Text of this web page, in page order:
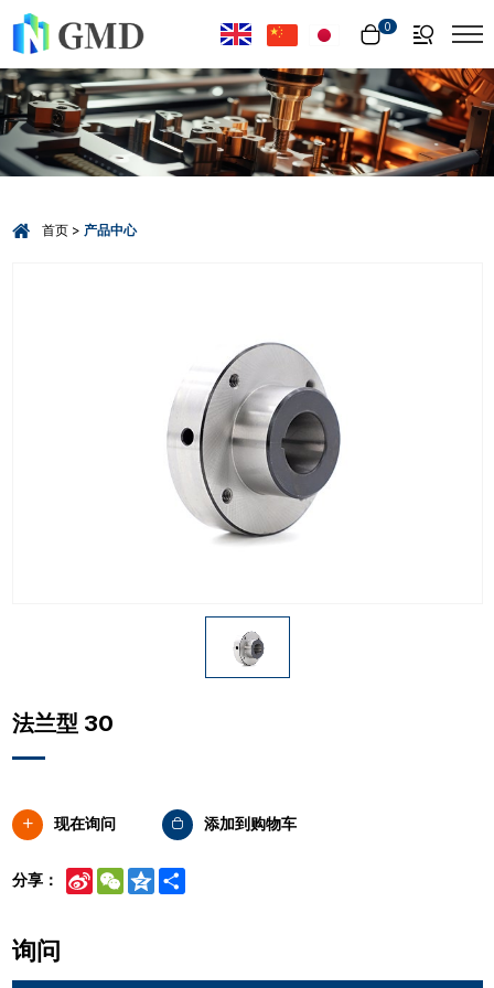
Select Language ▼ 0
首页 产品中心
法兰型 30
现在询问 添加到购物车
分享：
Sina
Weibo
WeChatQzone
询问